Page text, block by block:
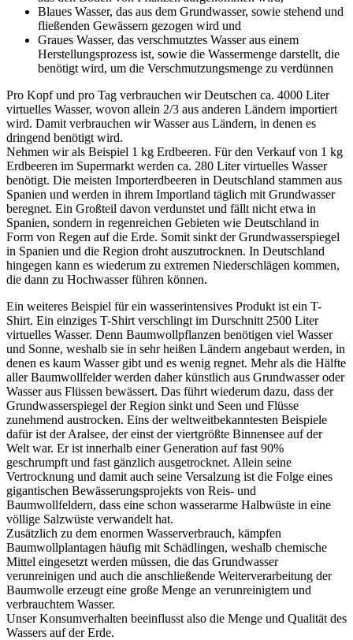
Blaues Wasser, das aus dem Grundwasser, sowie stehend und
fließenden Gewässern gezogen wird und
Graues Wasser, das verschmutztes Wasser aus einem
Herstellungsprozess ist, sowie die Wassermenge darstellt, die
benötigt wird, um die Verschmutzungsmenge zu verdünnen
Pro Kopf und pro Tag verbrauchen wir Deutschen ca. 4000 Liter
virtuelles Wasser, wovon allein 2/3 aus anderen Ländern importiert
wird. Damit verbrauchen wir Wasser aus Ländern, in denen es
dringend benötigt wird.
Nehmen wir als Beispiel 1 kg Erdbeeren. Für den Verkauf von 1 kg
Erdbeeren im Supermarkt werden ca. 280 Liter virtuelles Wasser
benötigt. Die meisten Importerdbeeren in Deutschland stammen aus
Spanien und werden in ihrem Importland täglich mit Grundwasser
beregnet. Ein Großteil davon verdunstet und fällt nicht etwa in
Spanien, sondern in regenreichen Gebieten wie Deutschland in
Form von Regen auf die Erde. Somit sinkt der Grundwasserspiegel
in Spanien und die Region droht auszutrocknen. In Deutschland
hingegen kann es wiederum zu extremen Niederschlägen kommen,
die dann zu Hochwasser führen können.
Ein weiteres Beispiel für ein wasserintensives Produkt ist ein T-
Shirt. Ein einziges T-Shirt verschlingt im Durschnitt 2500 Liter
virtuelles Wasser. Denn Baumwollpflanzen benötigen viel Wasser
und Sonne, weshalb sie in sehr heißen Ländern angebaut werden, in
denen es kaum Wasser gibt und es wenig regnet. Mehr als die Hälfte
aller Baumwollfelder werden daher künstlich aus Grundwasser oder
Wasser aus Flüssen bewässert. Das führt wiederum dazu, dass der
Grundwasserspiegel der Region sinkt und Seen und Flüsse
zunehmend austrocken. Eins der weltweitbekanntesten Beispiele
dafür ist der Aralsee, der einst der viertgrößte Binnensee auf der
Welt war. Er ist innerhalb einer Generation auf fast 90%
geschrumpft und fast gänzlich ausgetrocknet. Allein seine
Vertrocknung und damit auch seine Versalzung ist die Folge eines
gigantischen Bewässerungsprojekts von Reis- und
Baumwollfeldern, dass eine schon wasserarme Halbwüste in eine
völlige Salzwüste verwandelt hat.
Zusätzlich zu dem enormen Wasserverbrauch, kämpfen
Baumwollplantagen häufig mit Schädlingen, weshalb chemische
Mittel eingesetzt werden müssen, die das Grundwasser
verunreinigen und auch die anschließende Weiterverarbeitung der
Baumwolle erzeugt eine große Menge an verunreinigtem und
verbrauchtem Wasser.
Unser Konsumverhalten beeinflusst also die Menge und Qualität des
Wassers auf der Erde.